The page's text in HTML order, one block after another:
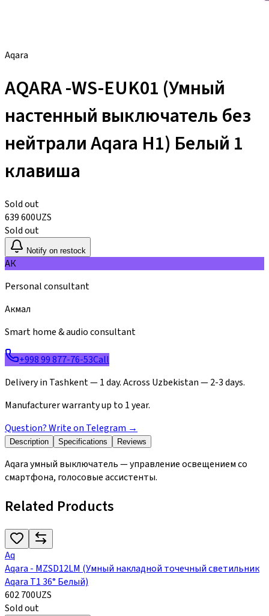
Aqara
AQARA -WS-EUK01 (Умный
настенный выключатель без
нейтрали Aqara H1) Белый 1
клавиша
Sold out
639 600UZS
Sold out
Notify on restock
АК
Personal consultant
Акмал
Smart home & audio consultant
+998 99 877-76-53Call
Delivery in Tashkent — 1 day. Across Uzbekistan — 2-3 days.
Manufacturer warranty up to 1 year.
Question? Write on Telegram →
Description Specifications Reviews
Aqara умный выключатель — управление освещением со
смартфона, голосовые ассистенты.
Related Products
Aq
Aqara - MZSD12LM (Умный накладной точечный светильник
Aqara Т1 36° Белый)
602 700UZS
Sold out